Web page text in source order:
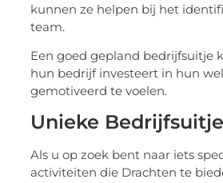
kunnen ze helpen bij het
team.
Een goed gepland bedrijfsuitje
hun bedrijf investeert in hun
gemotiveerd te voelen.
Unieke
Als u op zoek bent naar iets
activiteiten die Drachten te